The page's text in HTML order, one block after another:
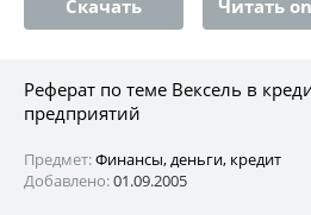
Скачать Читать
Реферат по теме Вексель в
предприятий
Предмет:Финансы, деньги, кредит
Добавлено:01.09.2005